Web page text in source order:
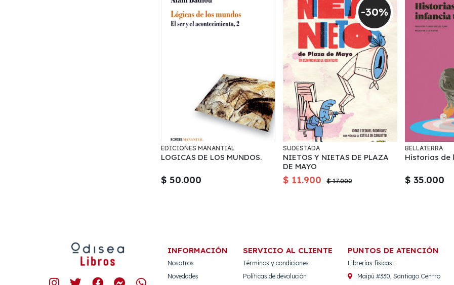
EDICIONES MANANTIAL
LOGICAS DE LOS MUNDOS.
$ 50.000
-30%
SUDESTADA
NIETOS Y NIETAS DE PLAZA
DE MAYO
$ 11.900 $ 17.000
BELLATERRA
Historias de
$ 35.000
INFORMACIÓN
Nosotros
Novedades
SERVICIO AL CLIENTE
Términos y condiciones
Políticas de devolución
PUNTOS DE ATENCIÓN
Librerías físicas:
Maipú #330, Santiago Centro